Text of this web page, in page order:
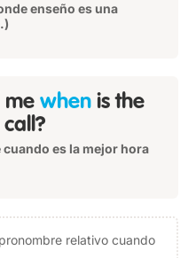
enseño es una
me when is the
cuando es la mejor hora
relativo cuando